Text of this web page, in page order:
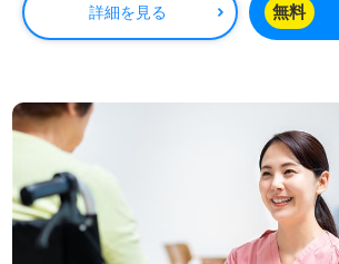
職を目指される方も幅広く募集します。
ムでの勤務経験は問いません。すぐにな
い、資格/経験を活かしたい』『モチベー
い、やりがいを感じながら働きたい』『
ている、介護知識や技術力を高めたい』
を探している』『転職で施設形態や環境
い』等の方も大歓迎です。募集詳細等、
トよりご案内します。お問い合わせも遠慮
す。
詳細を見る 無料